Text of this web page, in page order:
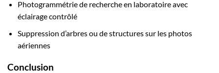
Photogrammétrie de recherche en laboratoire avec
éclairage contrôlé
Suppression d’arbres ou de structures sur les photos
aériennes
Conclusion